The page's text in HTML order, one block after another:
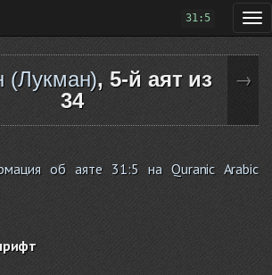
31:5
(Лукман), 5-й аят из
34
→
об аяте 31:5 на Quranic Arabic